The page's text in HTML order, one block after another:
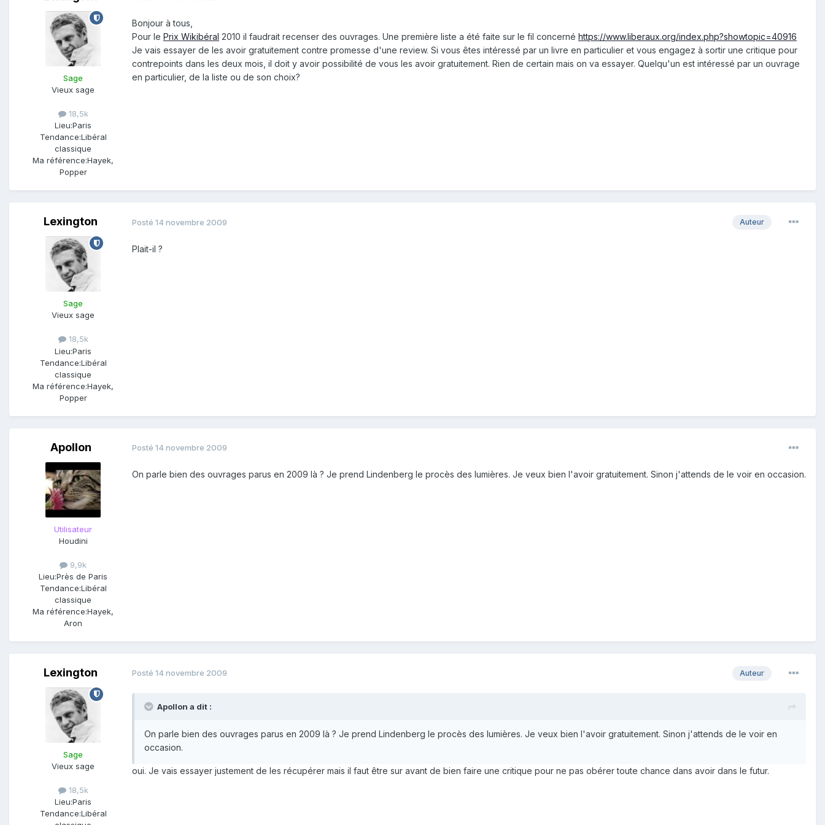
Sage
Vieux sage
18,5k
Lieu:Paris
Tendance:Libéral
classique
Ma référence:Hayek,
Popper
Bonjour à tous,
Pour le Prix Wikibéral 2010 il faudrait recenser des ouvrages. Une première liste a été faite sur le fil concerné https://www.liberaux.org/index.php?showtopic=40916
Je vais essayer de les avoir gratuitement contre promesse d'une review. Si vous êtes intéressé par un livre en particulier et vous engagez à sortir une critique pour
contrepoints dans les deux mois, il doit y avoir possibilité de vous les avoir gratuitement. Rien de certain mais on va essayer. Quelqu'un est intéressé par un ouvrage
en particulier, de la liste ou de son choix?
Lexington
Sage
Vieux sage
18,5k
Lieu:Paris
Tendance:Libéral
classique
Ma référence:Hayek,
Popper
Auteur
Posté 14 novembre 2009
Plait-il ?
Apollon
Utilisateur
Houdini
9,9k
Lieu:Près de Paris
Tendance:Libéral
classique
Ma référence:Hayek,
Aron
Posté 14 novembre 2009
On parle bien des ouvrages parus en 2009 là ? Je prend Lindenberg le procès des lumières. Je veux bien l'avoir gratuitement. Sinon j'attends de le voir en occasion.
Lexington
Sage
Vieux sage
18,5k
Lieu:Paris
Tendance:Libéral
Auteur
Posté 14 novembre 2009
Apollon a dit :
On parle bien des ouvrages parus en 2009 là ? Je prend Lindenberg le procès des lumières. Je veux bien l'avoir gratuitement. Sinon j'attends de le voir en
occasion.
oui. Je vais essayer justement de les récupérer mais il faut être sur avant de bien faire une critique pour ne pas obérer toute chance dans avoir dans le futur.